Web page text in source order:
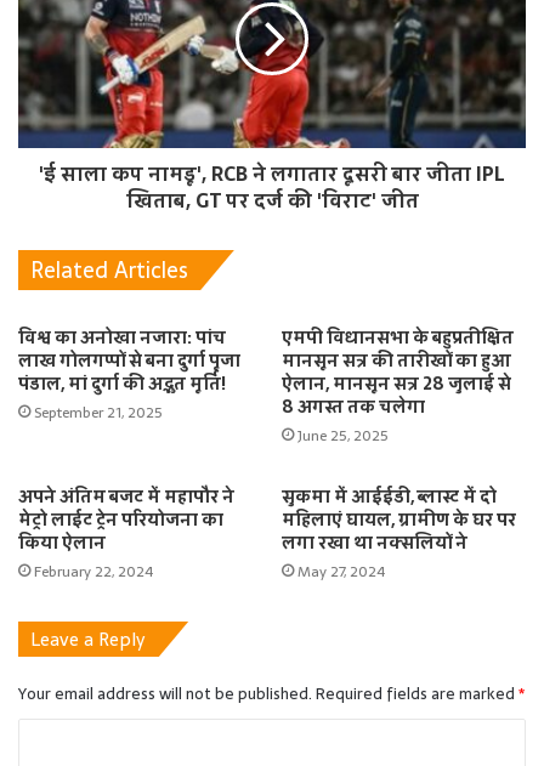
'ई साला कप नामडू', RCB ने लगातार दूसरी बार जीता IPL
खिताब, GT पर दर्ज की 'विराट' जीत
Related Articles
विश्व का अनोखा नजारा: पांच
लाख गोलगप्पों से बना दुर्गा पूजा
पंडाल, मां दुर्गा की अद्भुत मूर्ति!
September 21, 2025
एमपी विधानसभा के बहुप्रतीक्षित
मानसून सत्र की तारीखों का हुआ
ऐलान, मानसून सत्र 28 जुलाई से
8 अगस्त तक चलेगा
June 25, 2025
अपने अंतिम बजट में महापौर ने
मेट्रो लाईट ट्रेन परियोजना का
किया ऐलान
February 22, 2024
सुकमा में आईईडी, ब्लास्ट में दो
महिलाएं घायल, ग्रामीण के घर पर
लगा रखा था नक्सलियों ने
May 27, 2024
Leave a Reply
Your email address will not be published.Required fields are marked*